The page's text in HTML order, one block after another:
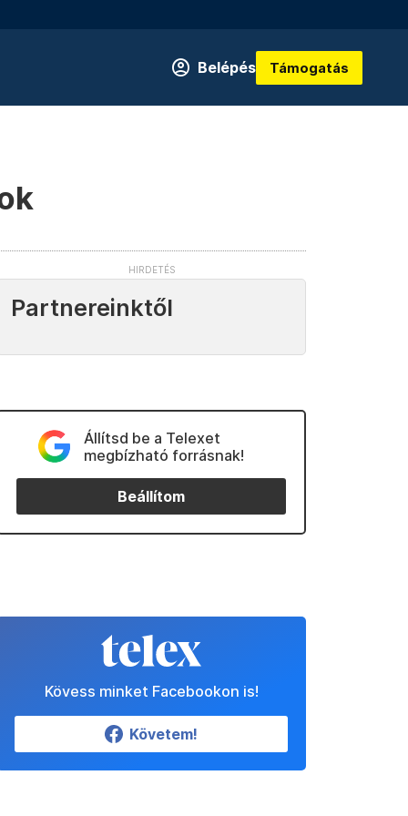
Belépés Támogatás
Partnereinktől
Állítsd be a Telexet
megbízható forrásnak!
Beállítom
Kövess minket Facebookon is!
Követem!